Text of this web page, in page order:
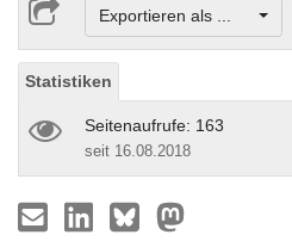
Exportieren als ...
Statistiken
Seitenaufrufe: 163
seit 16.08.2018